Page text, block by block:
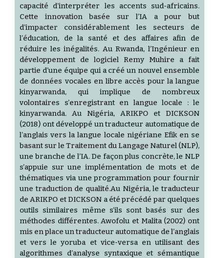
capacité d’interpréter les accents sud-africains.
Cette innovation basée sur l’IA a pour but
d’impacter considérablement les secteurs de
l’éducation, de la santé et des affaires afin de
réduire les inégalités. Au Rwanda, l’Ingénieur en
développement de logiciel Remy Muhire a fait
partie d’une équipe qui a créé un nouvel ensemble
de données vocales en libre accès pour la langue
kinyarwanda, qui implique de nombreux
volontaires s’enregistrant en langue locale : le
kinyarwanda. Au Nigéria, ARIKPO et DICKSON
(2018) ont développé un traducteur automatique de
l’anglais vers la langue locale nigériane Efik en se
basant sur le Traitement du Langage Naturel (NLP),
une branche de l’IA. De façon plus concrète, le NLP
s’appuie sur une implémentation de mots et de
thématiques via une programmation pour fournir
une traduction de qualité.Au Nigéria, le traducteur
de ARIKPO et DICKSON a été précédé par quelques
outils similaires même s’ils sont basés sur des
méthodes différentes. Awofolu et Malita (2002) ont
mis en place un traducteur automatique de l’anglais
et vers le yoruba et vice-versa en utilisant des
algorithmes d’analyse syntaxique et sémantique